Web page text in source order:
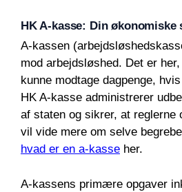
HK A-kasse: Din økonomiske
A-kassen
mod arbejdsløshed. Det er
kunne modtage dagpenge,
HK A-kasse administrerer
af staten og sikrer, at reglerne
vil vide mere om selve
hvad er en a-kasse her.
A-kassens primære opgaver